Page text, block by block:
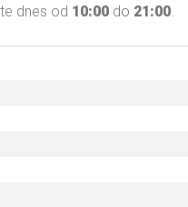
dnes od 10:00 do 21:00.